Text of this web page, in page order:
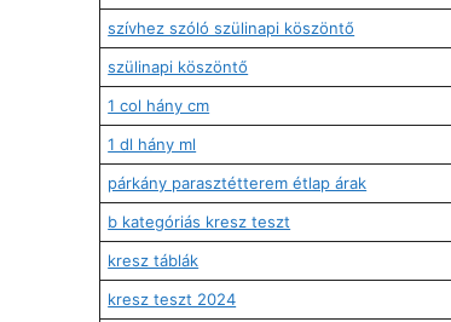
szívhez szóló szülinapi köszöntő
szülinapi köszöntő
1 col hány cm
1 dl hány ml
párkány parasztétterem étlap árak
b kategóriás kresz teszt
kresz táblák
kresz teszt 2024